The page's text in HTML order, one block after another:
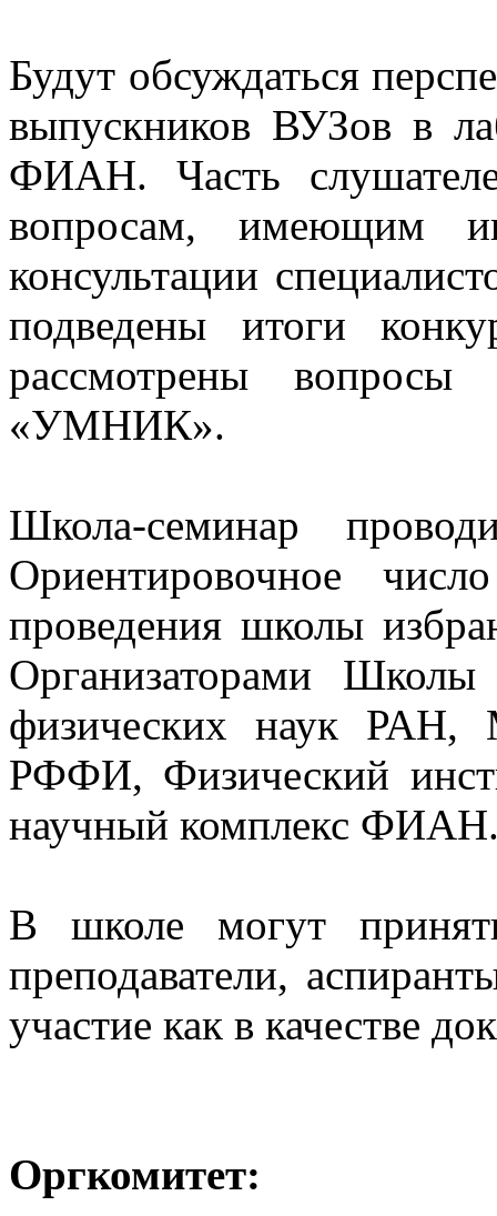
Будут обсуждаться
выпускников ВУЗов в
ФИАН. Часть
вопросам, имеющим
консультации
подведены итоги
рассмотрены
«УМНИК».
Школа-семинар
Ориентировочное
проведения школы
Организаторами
физических наук РАН,
РФФИ, Физический
научный комплекс
В школе могут
преподаватели,
участие как в качестве
Оргкомитет: